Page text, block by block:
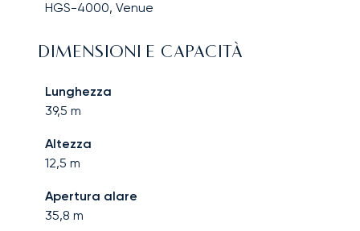
HGS-4000, Venue
DIMENSIONI E CAPACITÀ
Lunghezza
39,5 m
Altezza
12,5 m
Apertura alare
35,8 m